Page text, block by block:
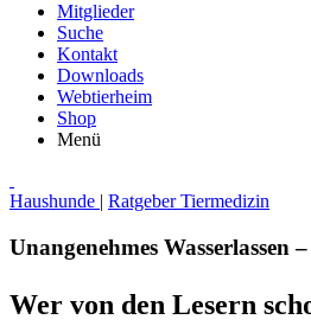
Mitglieder
Suche
Kontakt
Downloads
Webtierheim
Shop
Menü
Haushunde | Ratgeber Tiermedizin
Unangenehmes Wasserlassen
Wer von den Lesern